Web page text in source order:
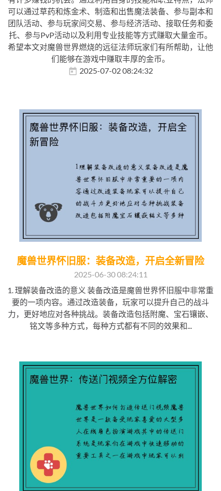
可以通过草药和炼金术、制造和出售魔法装备、参与副本和
团队活动、参与玩家间交易、参与经济活动、接取任务和委
托、参与PvP活动以及利用专业技能等方式赚取大量金币。
希望本文对魔兽世界燃烧的远征法师玩家们有所帮助，让他
们能够在游戏中赚取丰厚的金币。
2025-07-02 08:24:32
魔兽世界怀旧服：装备改造，开启全新冒险
2025-06-30 08:24:11
1. 理解装备改造的意义 装备改造是魔兽世界怀旧服中非常重
要的一项内容。通过改造装备，玩家可以提升自己的战斗
力，更好地应对各种挑战。装备改造包括附魔、宝石镶嵌、
铭文等多种方式，每种方式都有不同的效果和...